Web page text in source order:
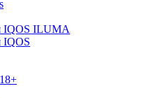
IQOS ILUMA
IQOS